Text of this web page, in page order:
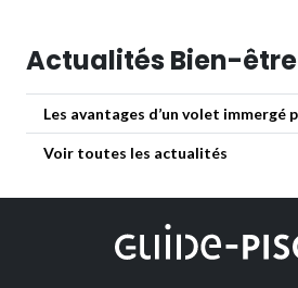
Actualités Bien-être
Les avantages d’un volet immergé
Voir toutes les actualités